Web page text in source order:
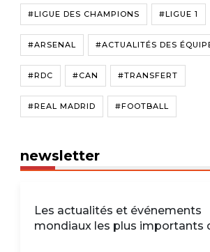
#LIGUE DES CHAMPIONS #LIGUE 1
#ARSENAL #ACTUALITÉS DES
#RDC #CAN #TRANSFERT
#REAL MADRID #FOOTBALL
newsletter
Les actualités et événements
mondiaux les plus importants